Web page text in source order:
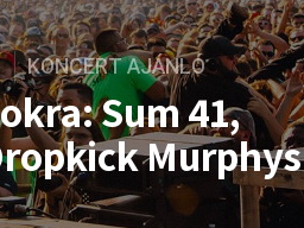
KONCERT AJÁNLÓ
Sum 41,
Murphys